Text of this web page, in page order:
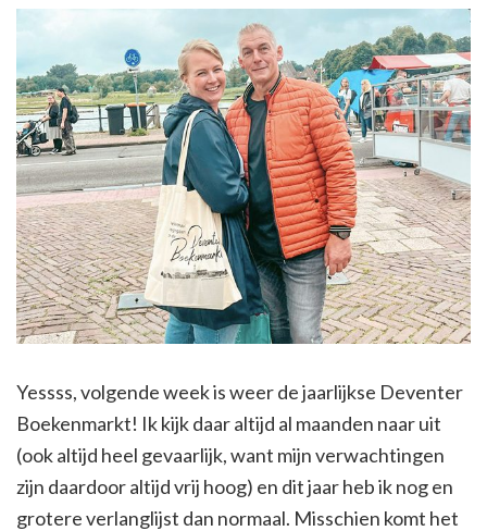
Yessss, volgende week is weer de jaarlijkse Deventer
Boekenmarkt! Ik kijk daar altijd al maanden naar uit
(ook altijd heel gevaarlijk, want mijn verwachtingen
zijn daardoor altijd vrij hoog) en dit jaar heb ik nog en
grotere verlanglijst dan normaal. Misschien komt het